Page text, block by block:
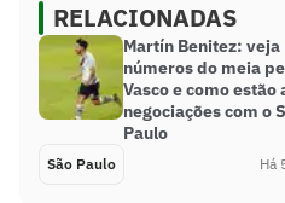
RELACIONADAS
Martín Benitez: veja
números do meia
Vasco e como estão
negociações com o
Paulo
São Paulo Há